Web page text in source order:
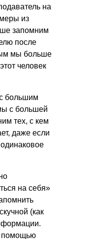
на
из
запомним
после
мы больше
человек
большим
с большей
тех, с кем
даже если
на себя»
(как
помощью